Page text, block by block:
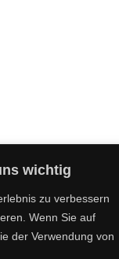
wichtig
zu verbessern
Wenn Sie auf
der Verwendung von